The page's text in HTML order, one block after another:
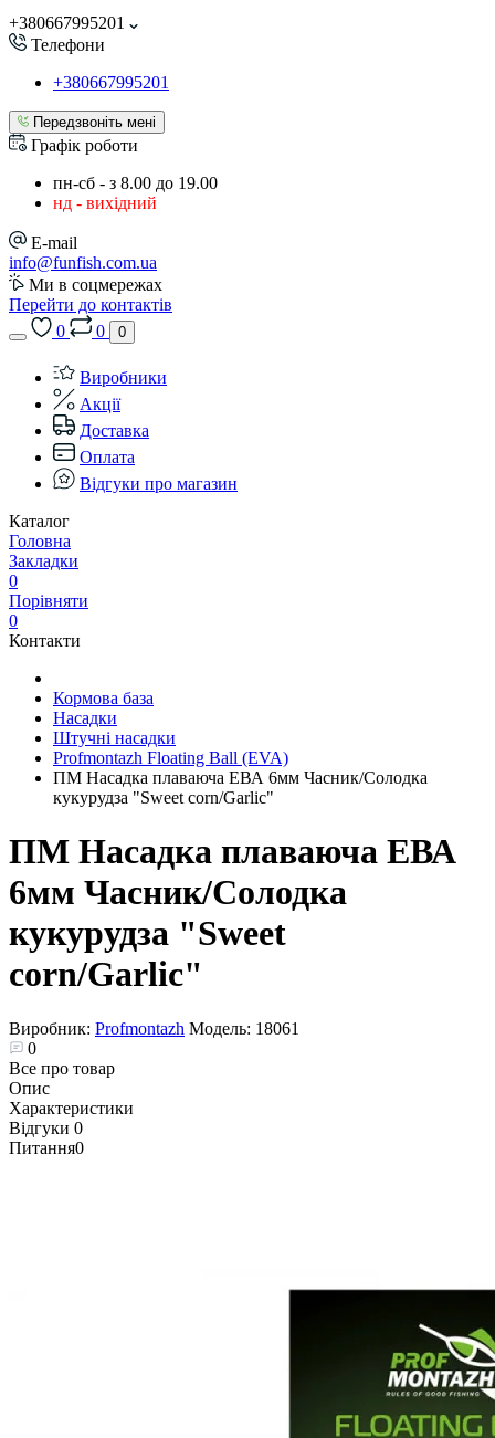
+380667995201
Телефони
+380667995201
Передзвоніть мені
Графік роботи
пн-сб - з 8.00 до 19.00
нд - вихідний
E-mail
info@funfish.com.ua
Ми в соцмережах
Перейти до контактів
0
0 0
Виробники
Акції
Доставка
Оплата
Відгуки про магазин
Каталог
Головна
Закладки
0
Порівняти
0
Контакти
Кормова база
Насадки
Штучні насадки
Profmontazh Floating Ball (EVA)
ПМ Насадка плаваюча ЕВА 6мм Часник/Солодка
кукурудза "Sweet corn/Garlic"
ПМ Насадка плаваюча ЕВА
6мм Часник/Солодка
кукурудза "Sweet
corn/Garlic"
Виробник: Profmontazh Модель: 18061
0
Все про товар
Опис
Характеристики
Відгуки 0
Питання0